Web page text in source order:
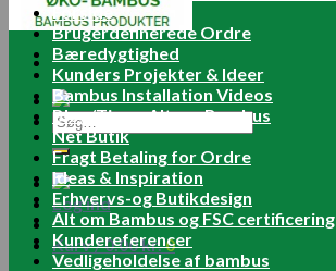
Søg
efter:
Log ind
Kurv /0.00kr.0
Forside
Brugerdefinerede Ordre
Bæredygtighed
Kunders Projekter & Ideer
Bambus Installation Videos
Blog/Tips – Alt om Bambus
Net Butik
Fragt Betaling for Ordre
Ideas & Inspiration
Erhvervs-og Butikdesign
Alt om Bambus og FSC certificering
Kundereferencer
Vedligeholdelse af bambus